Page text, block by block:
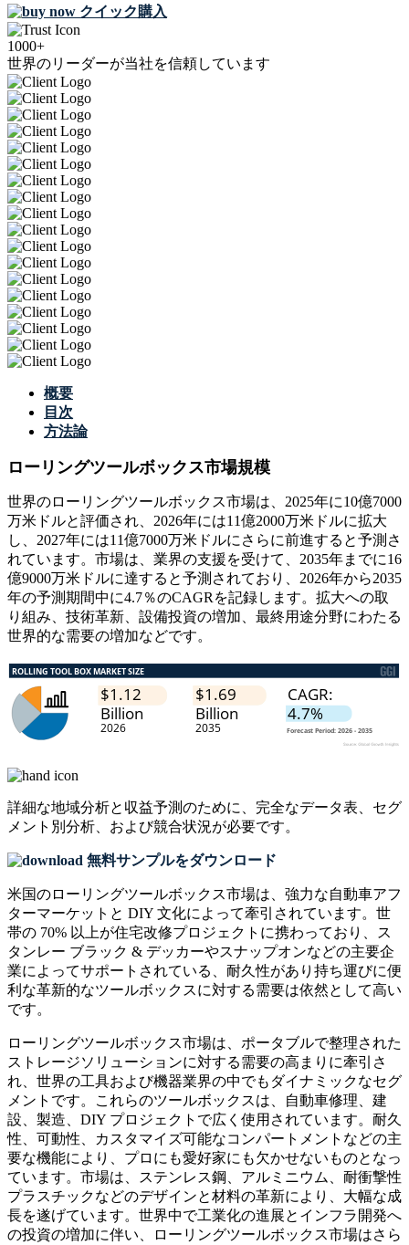
クイック購入
1000+
世界のリーダーが当社を信頼しています
概要
目次
方法論
ローリングツールボックス市場規模
世界のローリングツールボックス市場は、2025年に10億7000
万米ドルと評価され、2026年には11億2000万米ドルに拡大
し、2027年には11億7000万米ドルにさらに前進すると予測さ
れています。市場は、業界の支援を受けて、2035年までに16
億9000万米ドルに達すると予測されており、2026年から2035
年の予測期間中に4.7％のCAGRを記録します。拡大への取
り組み、技術革新、設備投資の増加、最終用途分野にわたる
世界的な需要の増加などです。
詳細な地域分析と収益予測のために、 完全なデータ表、セグ
メント別分析、および競合状況が必要です。
無料サンプルをダウンロード
米国のローリングツールボックス市場は、強力な自動車アフ
ターマーケットと DIY 文化によって牽引されています。世
帯の 70% 以上が住宅改修プロジェクトに携わっており、ス
タンレー ブラック & デッカーやスナップオンなどの主要企
業によってサポートされている、耐久性があり持ち運びに便
利な革新的なツールボックスに対する需要は依然として高い
です。
ローリングツールボックス市場は、ポータブルで整理された
ストレージソリューションに対する需要の高まりに牽引さ
れ、世界の工具および機器業界の中でもダイナミックなセグ
メントです。これらのツールボックスは、自動車修理、建
設、製造、DIY プロジェクトで広く使用されています。耐久
性、可動性、カスタマイズ可能なコンパートメントなどの主
要な機能により、プロにも愛​​好家にも欠かせないものとなっ
ています。市場は、ステンレス鋼、アルミニウム、耐衝撃性
プラスチックなどのデザインと材料の革新により、大幅な成
長を遂げています。世界中で工業化の進展とインフラ開発へ
の投資の増加に伴い、ローリングツールボックス市場はさら